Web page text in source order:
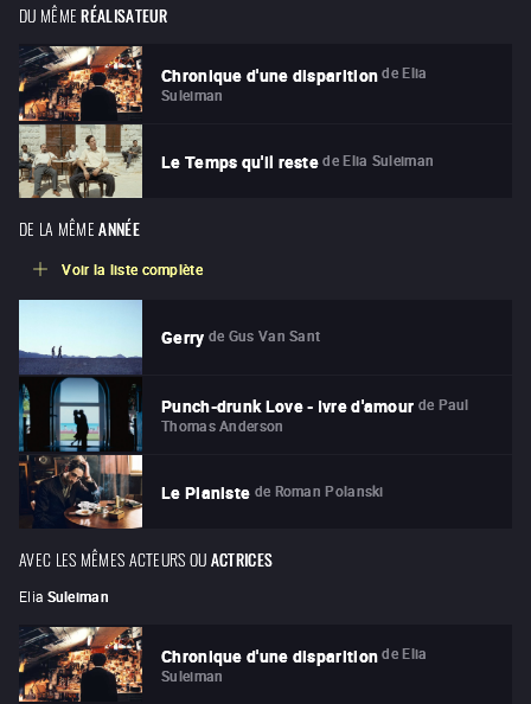
DU MÊME RÉALISATEUR
Chronique d'une disparition de Elia
Suleiman
Le Temps qu'il reste de Elia Suleiman
DE LA MÊME ANNÉE
Voir la liste complète
Gerry de Gus Van Sant
Punch-drunk Love - Ivre d'amour de Paul
Thomas Anderson
Le Pianiste de Roman Polanski
AVEC LES MÊMES ACTEURS OUACTRICES
Elia Suleiman
Chronique d'une disparition de Elia
Suleiman